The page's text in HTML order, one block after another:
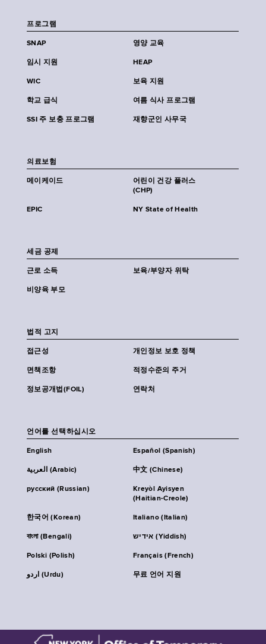
프로그램
SNAP 영양 교육
임시 지원 HEAP
WIC 보육 지원
학교 급식 여름 식사 프로그램
SSI 주 보충 프로그램 재향군인 사무국
의료보험
메이케이드
어린이 건강 플러스
(CHP)
EPIC NY State of Health
세금 공제
근로 소득 보육/부양자 위탁
비양육 부모
법적 고지
접근성 개인정보 보호 정책
면책조항 적정수준의 주거
정보공개법(FOIL) 연락처
언어를 선택하십시오
English Español (Spanish)
العربية (Arabic) 中文 (Chinese)
русский (Russian)
Kreyòl Ayisyen
(Haitian-Creole)
한국어 (Korean) Italiano (Italian)
বাংলা (Bengali) אידיש (Yiddish)
Polski (Polish) Français (French)
اردو (Urdu) 무료 언어 지원